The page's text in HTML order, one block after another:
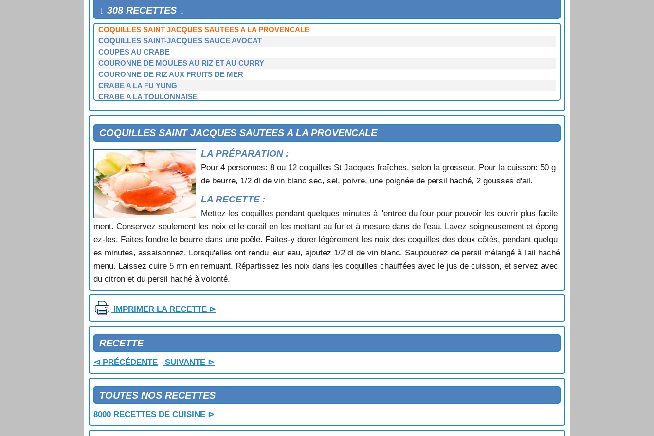
↓ 308 RECETTES ↓
COQUILLES SAINT JACQUES GRATINEES
COQUILLES SAINT JACQUES MONACO
COQUILLES SAINT JACQUES SAUTEES A LA PROVENCALE
COQUILLES SAINT-JACQUES SAUCE AVOCAT
COUPES AU CRABE
COURONNE DE MOULES AU RIZ ET AU CURRY
COURONNE DE RIZ AUX FRUITS DE MER
CRABE A LA FU YUNG
CRABE A LA TOULONNAISE
CRABE AU GRATIN
CRABE DU PECHEUR
CRABE EN COCOTTE
CRABE EN COCOTTE A LA TOMATE
CRABE FARCI
CRABE FARCI A LA BRETONNE
CRABE FARCI A LA CREOLE
CRABE FARCI AU GOUDA
CRABE FLAMBE
CRABE MATOUTOU
CRABE MAURESQUE
CRABE NOUVELLE ORLEANS
CRABE TARTARE
CREME DE CRABE ET DE CAROTTES
CREVETTES A LA SAUCE ROSE
CREVETTES A LA SAUCE ROUGE
CREVETTES A L'ORANAISE
CREVETTES AU GINGEMBRE
CREVETTES AU POIVRE VERT
CREVETTES AU PORC AIGRE DOUX
CREVETTES EN GELEE
CREVETTES FRITES
CREVETTES FRITES AUX PETITS POIS
CREVETTES ROSES A L'ORIENTALE
COQUILLES SAINT JACQUES SAUTEES A LA PROVENCALE
LA PRÉPARATION :
Pour 4 personnes: 8 ou 12 coquilles St Jacques fraîches, selon la grosseur. Pour la cuisson: 50 g
de beurre, 1/2 dl de vin blanc sec, sel, poivre, une poignée de persil haché, 2 gousses d'ail.
LA RECETTE :
Mettez les coquilles pendant quelques minutes à l'entrée du four pour pouvoir les ouvrir plus facile
ment. Conservez seulement les noix et le corail en les mettant au fur et à mesure dans de l'eau. Lavez soigneusement et épong
ez-les. Faites fondre le beurre dans une poêle. Faites-y dorer légèrement les noix des coquilles des deux côtés, pendant quelqu
es minutes, assaisonnez. Lorsqu'elles ont rendu leur eau, ajoutez 1/2 dl de vin blanc. Saupoudrez de persil mélangé à l'ail haché
menu. Laissez cuire 5 mn en remuant. Répartissez les noix dans les coquilles chauffées avec le jus de cuisson, et servez avec
du citron et du persil haché à volonté.
IMPRIMER LA RECETTE ⊳
RECETTE
⊲ PRÉCÉDENTE SUIVANTE ⊳
TOUTES NOS RECETTES
8000 RECETTES DE CUISINE ⊳